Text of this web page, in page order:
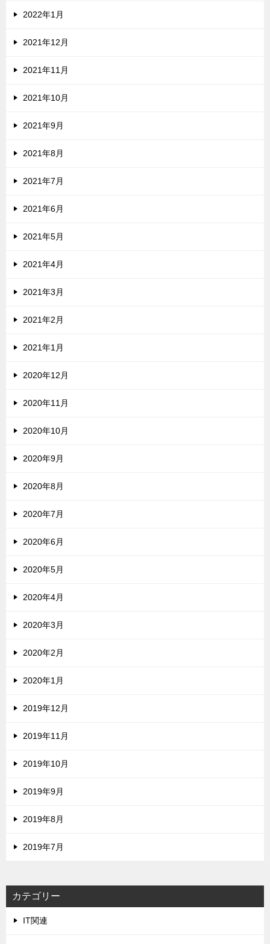
2022年1月
2021年12月
2021年11月
2021年10月
2021年9月
2021年8月
2021年7月
2021年6月
2021年5月
2021年4月
2021年3月
2021年2月
2021年1月
2020年12月
2020年11月
2020年10月
2020年9月
2020年8月
2020年7月
2020年6月
2020年5月
2020年4月
2020年3月
2020年2月
2020年1月
2019年12月
2019年11月
2019年10月
2019年9月
2019年8月
2019年7月
カテゴリー
IT関連